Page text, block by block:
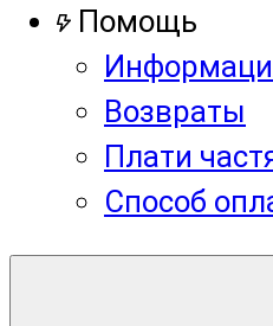
Помощь
Возвраты
Плати
Способ